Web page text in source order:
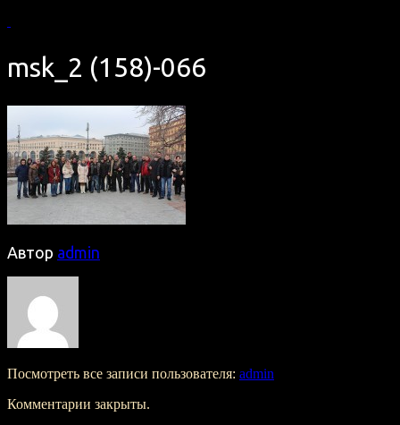
msk_2 (158)-066
Автор admin
Посмотреть все записи пользователя: admin
Комментарии закрыты.